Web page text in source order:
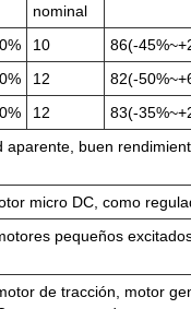
nominal
10
86(-
12
82(-
12
83(-
aparente, buen
micro DC, como
pequeños
de tracción, motor